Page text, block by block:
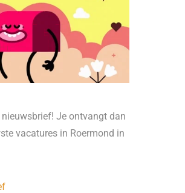
Je ontvangt dan
vacatures in Roermond in